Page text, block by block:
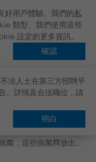
好用戶體驗。我們的私
類型、我們使用這些
設定的更多資訊。
確認
法人士在第三方招聘平
。詳情及合法職位，請
明白
疫苗的成份一般是已死或減弱的病菌，這些病菌釋放出的毒素或蛋白質，均可刺激人體免疫系統作出反應，繼而消滅它們，並幫助身體製造抗體，增強抵抗力減低將來感染疾病的機會，而人生中的不同階段都需要接種疫苗，選擇適合您和您的家人的疫苗十分重要，卓健醫療提供價格相宜且全面的